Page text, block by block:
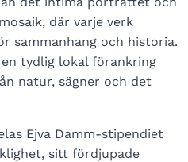
där varje verk
sammanhang och historia.
tydlig lokal förankring
natur, sägner och det
Ejva Damm-stipendiet
sitt fördjupade